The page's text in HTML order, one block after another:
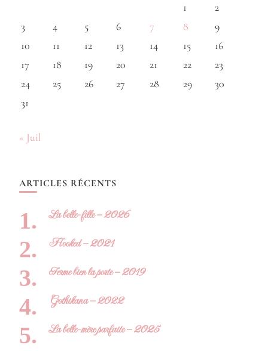
1
2
3
4 5 6 7 8
9
10
11 12 13 14 15
16
17
18 19 20 21 22
23
24
25 26 27 28 29
30
31
« Juil
ARTICLES RÉCENTS
La belle-fille – 2026
Hooked – 2021
Ferme bien la porte – 2019
Gothikana – 2022
La belle-mère parfaite – 2025